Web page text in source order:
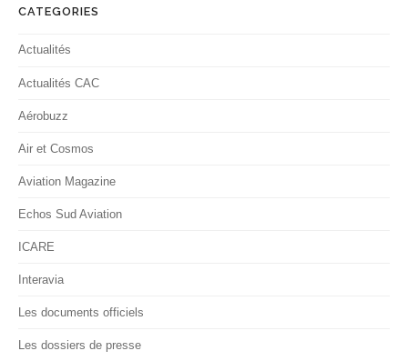
CATEGORIES
Actualités
Actualités CAC
Aérobuzz
Air et Cosmos
Aviation Magazine
Echos Sud Aviation
ICARE
Interavia
Les documents officiels
Les dossiers de presse